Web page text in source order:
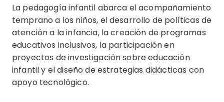
La pedagogía infantil abarca el acompañamiento
temprano a los niños, el desarrollo de políticas de
atención a la infancia, la creación de programas
educativos inclusivos, la participación en
proyectos de investigación sobre educación
infantil y el diseño de estrategias didácticas con
apoyo tecnológico.